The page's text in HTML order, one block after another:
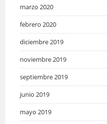
marzo 2020
febrero 2020
diciembre 2019
noviembre 2019
septiembre 2019
junio 2019
mayo 2019